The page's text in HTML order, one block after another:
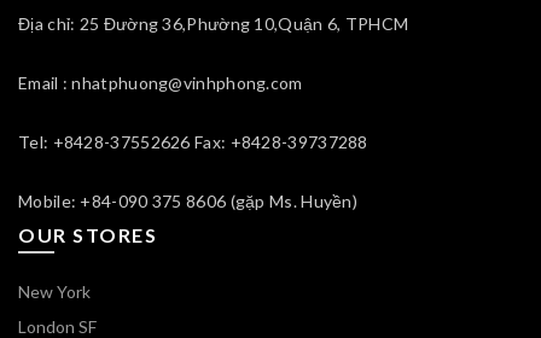
Địa chỉ: 25 Đường 36,Phường 10,Quận 6, TPHCM
Email : nhatphuong@vinhphong.com
Tel: +8428-37552626 Fax: +8428-39737288
Mobile: +84-090 375 8606 (gặp Ms. Huyền)
OUR STORES
New York
London SF